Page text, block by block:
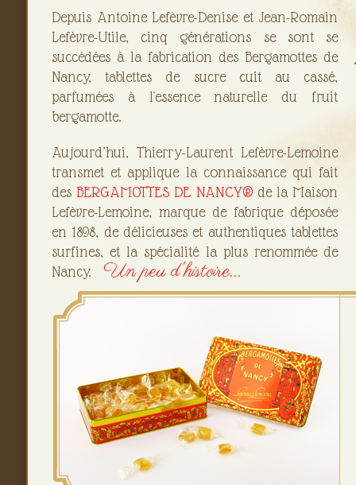
Depuis Antoine Lefèvre-Denise et Jean-Romain
Lefèvre-Utile, cinq générations se sont se
succédées à la fabrication des Bergamottes de
Nancy, tablettes de sucre cuit au cassé,
parfumées à l'essence naturelle du fruit
bergamotte.
Aujourd’hui, Thierry-Laurent Lefèvre-Lemoine
transmet et applique la connaissance qui fait
des BERGAMOTTES DE NANCY®de la Maison
Lefèvre-Lemoine, marque de fabrique déposée
en 1898, de délicieuses et authentiques tablettes
surfines, et la spécialité la plus renommée de
Nancy. Un peu d'histoire...